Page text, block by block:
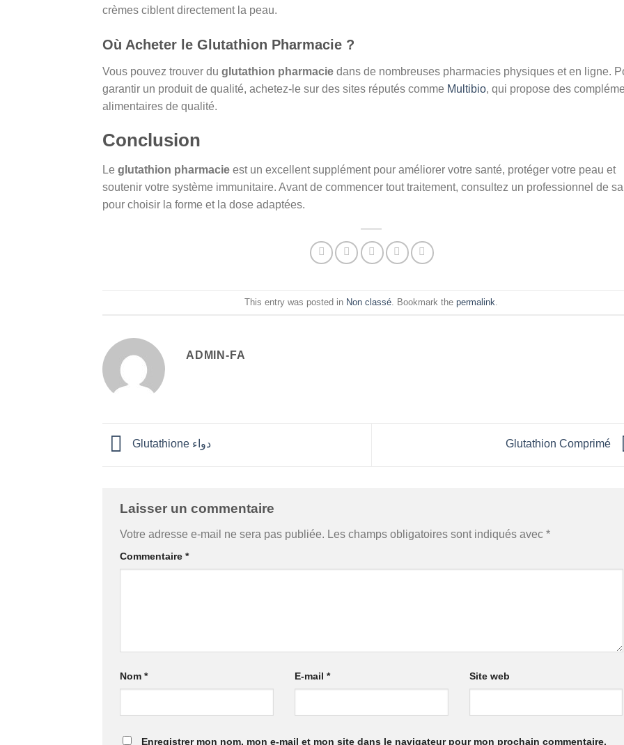
crèmes ciblent directement la peau.
Où Acheter le Glutathion Pharmacie ?
Vous pouvez trouver du glutathion pharmacie dans de nombreuses pharmacies physiques et en ligne.
garantir un produit de qualité, achetez-le sur des sites réputés comme Multibio, qui propose des
alimentaires de qualité.
Conclusion
Le glutathion pharmacie est un excellent supplément pour améliorer votre santé, protéger votre peau et
soutenir votre système immunitaire. Avant de commencer tout traitement, consultez un professionnel de
pour choisir la forme et la dose adaptées.
This entry was posted in Non classé . Bookmark thepermalink
ADMIN-FA
Glutathione دواء Glutathion Comprimé
Laisser un commentaire
Votre adresse e-mail ne sera pas publiée. Les champs obligatoires sont indiqués avec *
Commentaire *
Nom * E-mail * Site web
Enregistrer mon nom, mon e-mail et mon site dans le navigateur pour mon prochain commentaire.